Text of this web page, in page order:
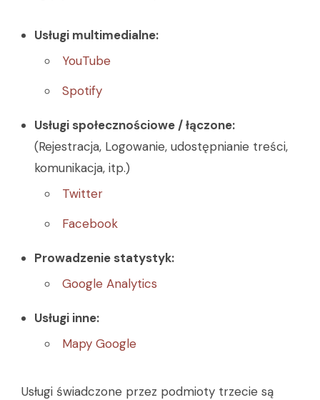
Usługi multimedialne:
YouTube
Spotify
Usługi społecznościowe / łączone:
(Rejestracja, Logowanie, udostępnianie treści,
komunikacja, itp.)
Twitter
Facebook
Prowadzenie statystyk:
Google Analytics
Usługi inne:
Mapy Google
Usługi świadczone przez podmioty trzecie są